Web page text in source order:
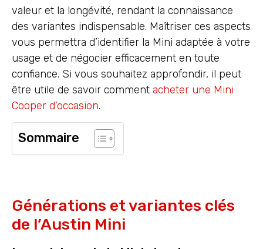
valeur et la longévité, rendant la connaissance
des variantes indispensable. Maîtriser ces aspects
vous permettra d’identifier la Mini adaptée à votre
usage et de négocier efficacement en toute
confiance. Si vous souhaitez approfondir, il peut
être utile de savoir comment acheter une Mini
Cooper d’occasion.
Sommaire
Générations et variantes clés
de l’Austin Mini